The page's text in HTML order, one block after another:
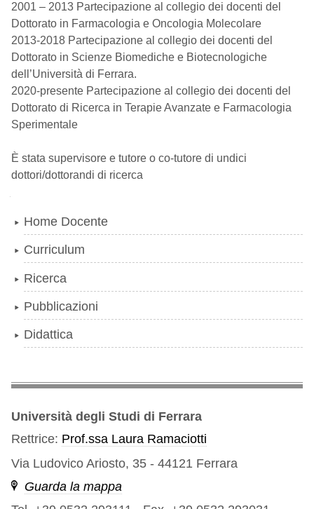
2001 – 2013 Partecipazione al collegio dei docenti del
Dottorato in Farmacologia e Oncologia Molecolare
2013-2018 Partecipazione al collegio dei docenti del
Dottorato in Scienze Biomediche e Biotecnologiche
dell’Università di Ferrara.
2020-presente Partecipazione al collegio dei docenti del
Dottorato di Ricerca in Terapie Avanzate e Farmacologia
Sperimentale
È stata supervisore e tutore o co-tutore di undici
dottori/dottorandi di ricerca
Home Docente
Curriculum
Ricerca
Pubblicazioni
Didattica
Università degli Studi di Ferrara
Rettrice: Prof.ssa Laura Ramaciotti
Via Ludovico Ariosto, 35 - 44121 Ferrara
Guarda la mappa